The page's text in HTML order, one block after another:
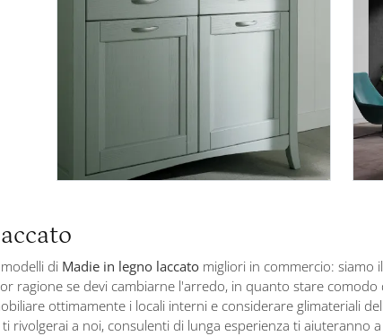
di Madie in legno laccato migliori in commercio: siamo
ragione se devi cambiarne l'arredo, in quanto stare
ottimamente i locali interni e considerare glimateriali
rivolgerai a noi, consulenti di lunga esperienza ti aiuteranno